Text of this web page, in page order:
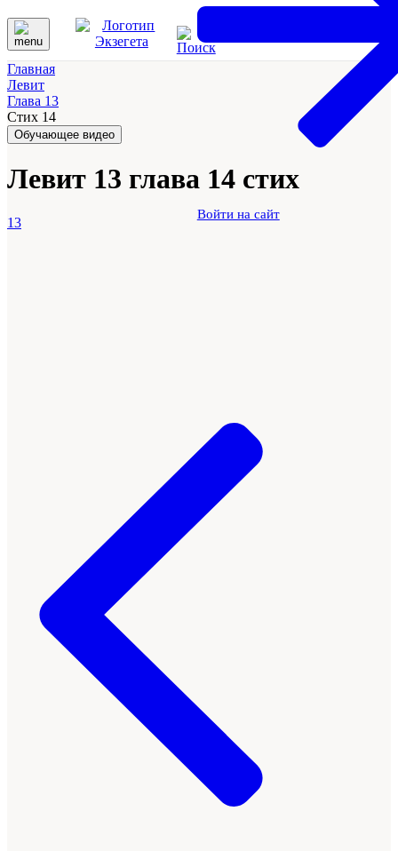
Войти на сайт
Главная
Левит
Глава 13
Стих 14
Обучающее видео
Левит 13 глава 14 стих
13